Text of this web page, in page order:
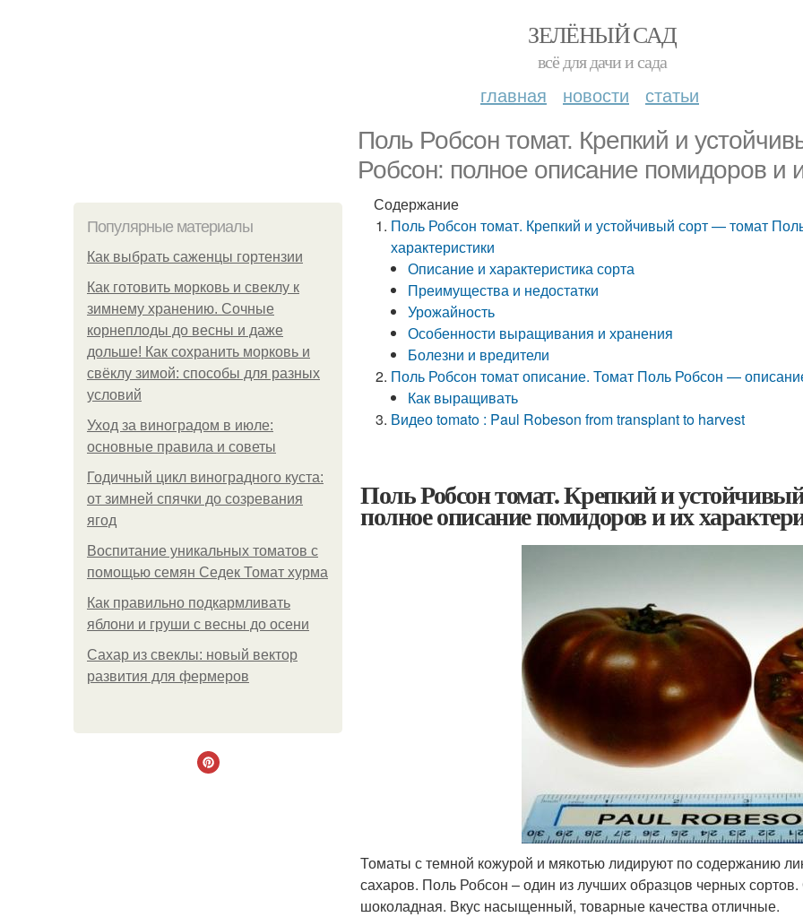
ЗЕЛЁНЫЙ САД
всё для дачи и сада
главная новости статьи
Поль Робсон томат. Крепкий и
Робсон: полное описание помидоров и
Популярные материалы
Как выбрать саженцы гортензии
Как готовить морковь и свеклу к
зимнему хранению. Сочные
корнеплоды до весны и даже
дольше! Как сохранить морковь и
свёклу зимой: способы для разных
условий
Уход за виноградом в июле:
основные правила и советы
Годичный цикл виноградного куста:
от зимней спячки до созревания
ягод
Воспитание уникальных томатов с
помощью семян Седек Томат хурма
Как правильно подкармливать
яблони и груши с весны до осени
Сахар из свеклы: новый вектор
развития для фермеров
Содержание
Поль Робсон томат. Крепкий и устойчивый сорт — томат
характеристики
Описание и характеристика сорта
Преимущества и недостатки
Урожайность
Особенности выращивания и хранения
Болезни и вредители
Поль Робсон томат описание. Томат Поль Робсон —
Как выращивать
Видео tomato : Paul Robeson from transplant to harvest
Поль Робсон томат. Крепкий и
полное описание помидоров и их
Томаты с темной кожурой и мякотью лидируют по содержанию
сахаров. Поль Робсон – один из лучших образцов черных
шоколадная. Вкус насыщенный, товарные качества отличные.